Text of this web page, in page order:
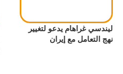
ليندسي غراهام يدعو لتغيير
نهج التعامل مع إيران